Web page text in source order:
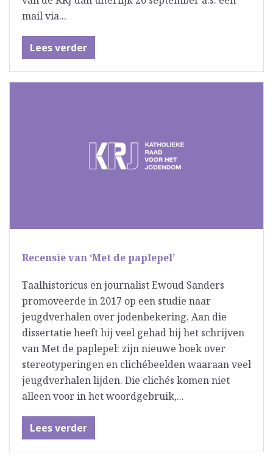
mail via...
Lees verder
Recensie van ‘Met de paplepel’
Taalhistoricus en journalist Ewoud Sanders
promoveerde in 2017 op een studie naar
jeugdverhalen over jodenbekering. Aan die
dissertatie heeft hij veel gehad bij het schrijven
van Met de paplepel: zijn nieuwe boek over
stereotyperingen en clichébeelden waaraan veel
jeugdverhalen lijden. Die clichés komen niet
alleen voor in het woordgebruik,...
Lees verder